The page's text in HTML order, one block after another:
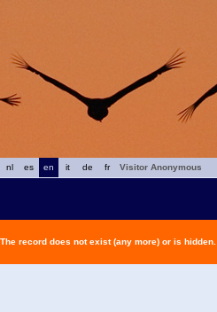
fr
de
it
en
es
nl
Visitor Anonymous
The record does not exist (any more) or is hidden.